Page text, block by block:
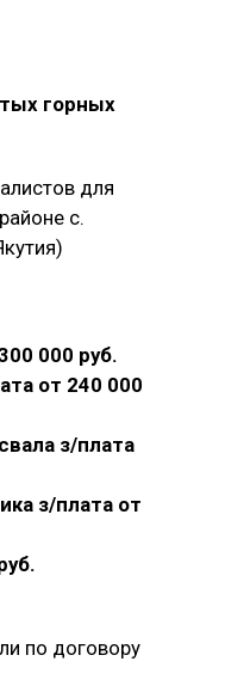
горных
для
с.
000 руб.
от 240 000
з/плата
з/плата от
по договору